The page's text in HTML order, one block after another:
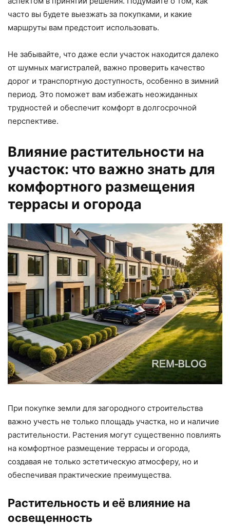
часто вы будете выезжать за покупками, и какие
маршруты вам предстоит использовать.
Не забывайте, что даже если участок находится далеко
от шумных магистралей, важно проверить качество
дорог и транспортную доступность, особенно в зимний
период. Это поможет вам избежать неожиданных
трудностей и обеспечит комфорт в долгосрочной
перспективе.
Влияние растительности на
участок: что важно знать для
комфортного размещения
террасы и огорода
При покупке земли для загородного строительства
важно учесть не только площадь участка, но и наличие
растительности. Растения могут существенно повлиять
на комфортное размещение террасы и огорода,
создавая не только эстетическую атмосферу, но и
обеспечивая практические преимущества.
Растительность и её влияние на
освещенность